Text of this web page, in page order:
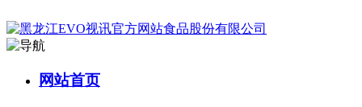
网站首页